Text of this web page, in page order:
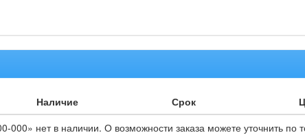
Наличие Срок
000» нет в наличии. О возможности заказа можете уточнить